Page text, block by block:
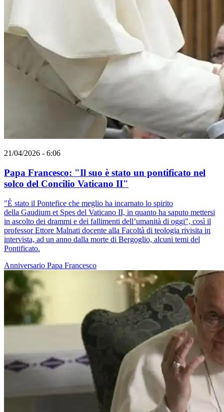
21/04/2026 - 6:06
Papa Francesco: "Il suo è stato un pontificato nel
solco del Concilio Vaticano II"
"È stato il Pontefice che meglio ha incarnato lo spirito
della Gaudium et Spes del Vaticano II, in quanto ha saputo mettersi
in ascolto dei drammi e dei fallimenti dell’umanità di oggi", così il
professor Ettore Malnati docente alla Facoltà di teologia rivisita in
intervista, ad un anno dalla morte di Bergoglio, alcuni temi del
Pontificato.
Anniversario Papa Francesco